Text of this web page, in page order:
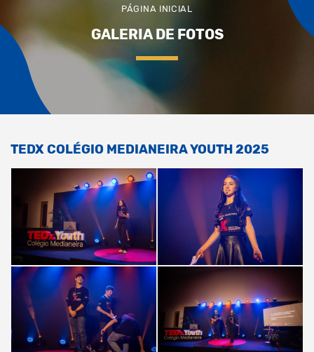
PÁGINA INICIAL
GALERIA DE FOTOS
TEDX COLÉGIO MEDIANEIRA YOUTH 2025